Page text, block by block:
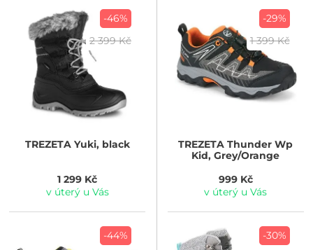
-46%
2 399 Kč
TREZETAYuki, black
1 299 Kč
v úterý u Vás
-29%
1 399 Kč
TREZETA Thunder Wp
Kid, Grey/Orange
999 Kč
v úterý u Vás
-44%
-30%